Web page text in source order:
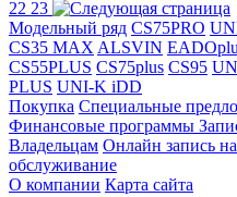
22 23
Модельный ряд CS75PRO
CS35 MAX ALSVIN
CS55PLUS CS75plus CS95
PLUS UNI-K iDD
Покупка Специальные
Финансовые программы
Владельцам Онлайн запись
обслуживание
О компании Карта сайта